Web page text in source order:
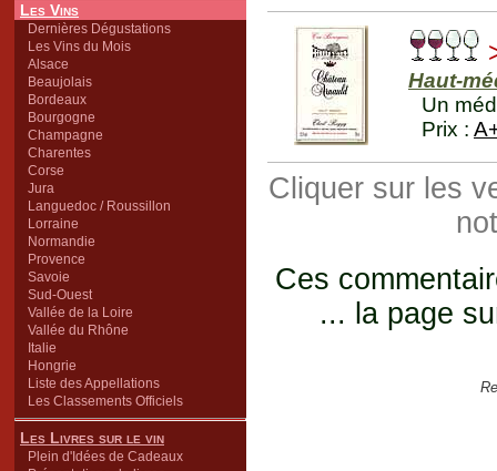
Les Vins
Dernières Dégustations
Les Vins du Mois
Alsace
Beaujolais
Bordeaux
Bourgogne
Champagne
Charentes
Corse
Jura
Languedoc / Roussillon
Lorraine
Normandie
Provence
Savoie
Sud-Ouest
Vallée de la Loire
Vallée du Rhône
Italie
Hongrie
Liste des Appellations
Les Classements Officiels
Les Livres sur le vin
Plein d'Idées de Cadeaux
Haut-
Un
Prix :
Cliquer sur les
Ces
... la page